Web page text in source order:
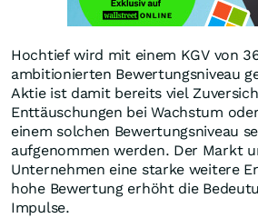
Hochtief wird mit einem KGV von
ambitionierten Bewertungsniveau
Aktie ist damit bereits viel
Enttäuschungen bei Wachstum
einem solchen Bewertungsniveau
aufgenommen werden. Der Markt
Unternehmen eine starke weitere
hohe Bewertung erhöht die
Impulse.